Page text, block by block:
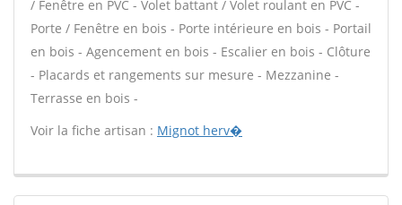
/ Fenêtre en PVC - Volet battant / Volet roulant en PVC -
Porte / Fenêtre en bois - Porte intérieure en bois - Portail
en bois - Agencement en bois - Escalier en bois - Clôture
- Placards et rangements sur mesure - Mezzanine -
Terrasse en bois -
Voir la fiche artisan : Mignot herv�